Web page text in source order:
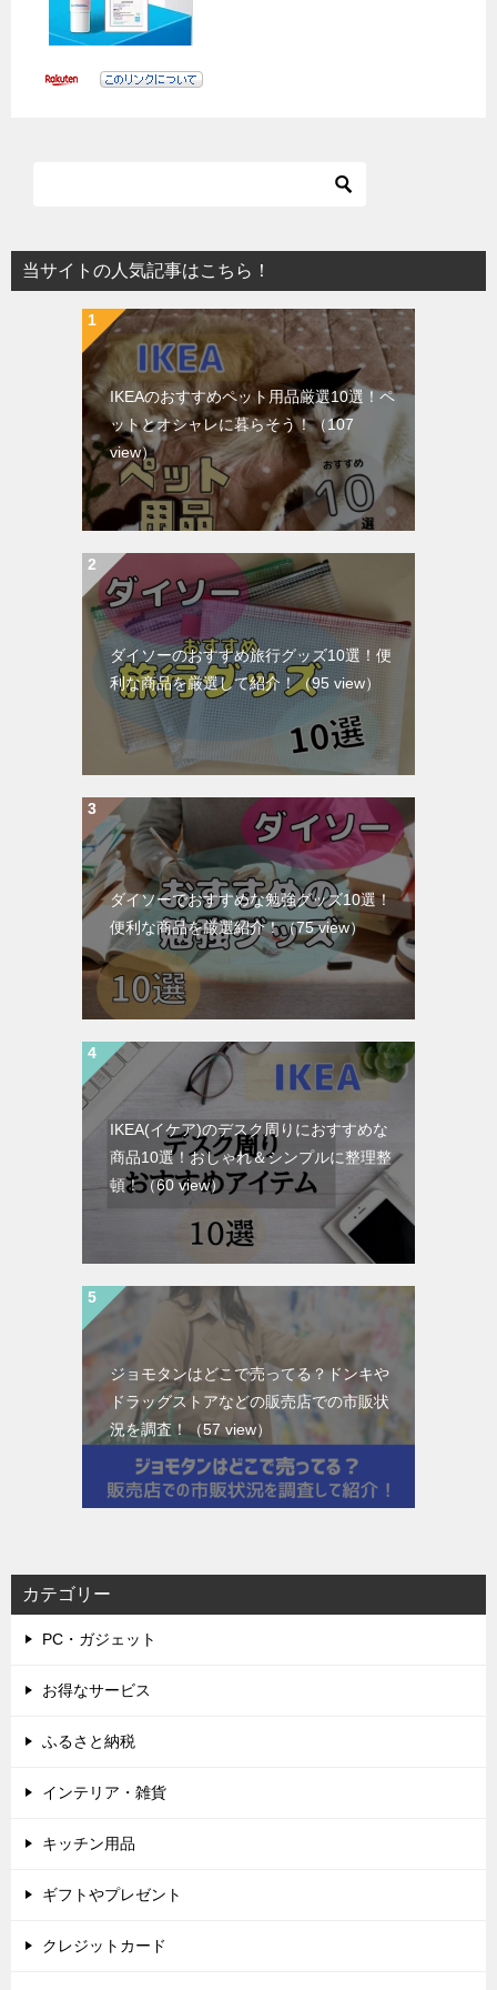
当サイトの人気記事はこちら！
IKEAのおすすめペット用品厳選10選！ペ
ットとオシャレに暮らそう！（107
view）
ダイソーのおすすめ旅行グッズ10選！便
利な商品を厳選して紹介！（95 view）
ダイソーでおすすめな勉強グッズ10選！
便利な商品を厳選紹介！（75 view）
IKEA(イケア)のデスク周りにおすすめな
商品10選！おしゃれ＆シンプルに整理整
頓！（60 view）
ジョモタンはどこで売ってる？ドンキや
ドラッグストアなどの販売店での市販状
況を調査！（57 view）
カテゴリー
PC・ガジェット
お得なサービス
ふるさと納税
インテリア・雑貨
キッチン用品
ギフトやプレゼント
クレジットカード